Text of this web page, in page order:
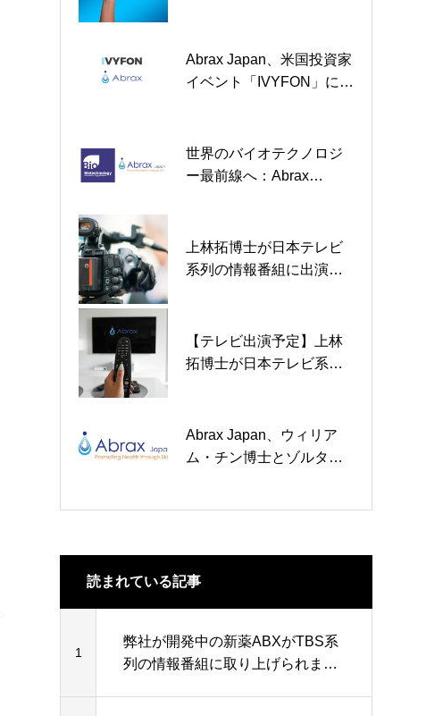
Abrax Japan、米国投資家
イベント「IVYFON」にて
性に注目集まる
世界のバイオテクノロジ
ー最前線へ：Abrax
上林拓博士が日本テレビ
系列の情報番組に出演し
【テレビ出演予定】上林
拓博士が日本テレビ系列
Abrax Japan、ウィリア
ム・チン博士とゾルタ
世界のバイオテクノロジ
ー最前線へ：Abrax、BIO
【テレビ出演予定】上林
拓博士が日本テレビ系列
300万ドルの資金調達を完
了して臨床試験のステー
「Yale Innovation Summit
2025」での当社CSA上林
リードプログラムの臨床
試験開始に向けた非臨床
読まれている記事
1
弊社が開発中の新薬ABXがTBS系
列の情報番組に取り上げられまし